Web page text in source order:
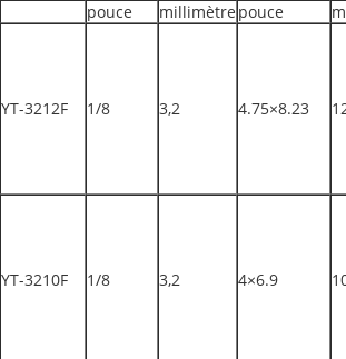
pouce
millimètre pouce
YT-3212F 1/8 3,2 4.75×8.23
YT-3210F 1/8 3,2 4×6.9